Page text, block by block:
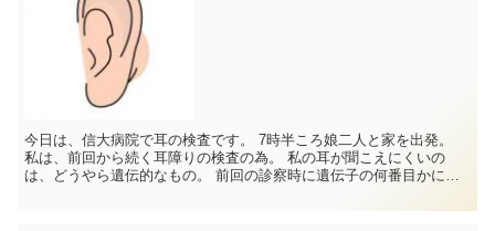
今日は、信大病院で耳の検査です。 7時半ころ娘二人と家を出発。
私は、前回から続く耳障りの検査の為。 私の耳が聞こえにくいの
は、どうやら遺伝的なもの。 前回の診察時に遺伝子の何番目かに異